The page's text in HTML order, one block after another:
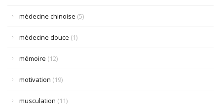
médecine chinoise (5)
médecine douce (1)
mémoire (12)
motivation (19)
musculation (11)